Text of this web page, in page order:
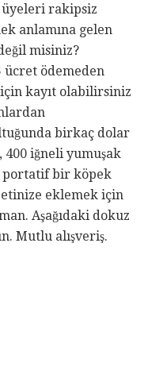
üyeleri rakipsiz
anlamına gelen
misiniz?
ücret ödemeden
kayıt olabilirsiniz
birkaç dolar
400 iğneli yumuşak
portatif bir köpek
eklemek için
Aşağıdaki dokuz
Mutlu alışveriş.